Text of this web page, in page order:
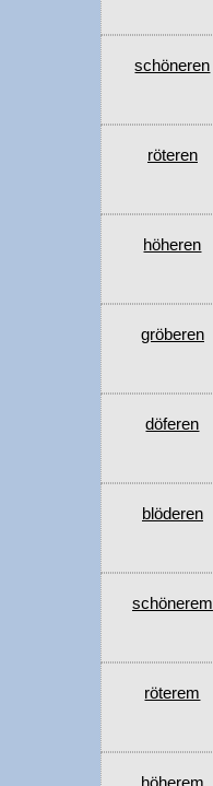
schöneren
röteren
höheren
gröberen
döferen
blöderen
schönerem
röterem